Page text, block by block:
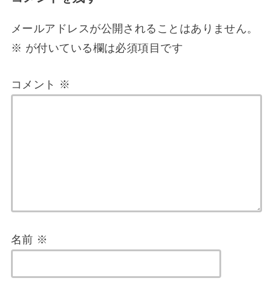
メールアドレスが公開されることはありません。
※ が付いている欄は必須項目です
コメント ※
名前 ※